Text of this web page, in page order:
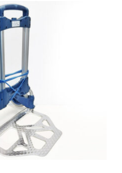
Fetra 1732